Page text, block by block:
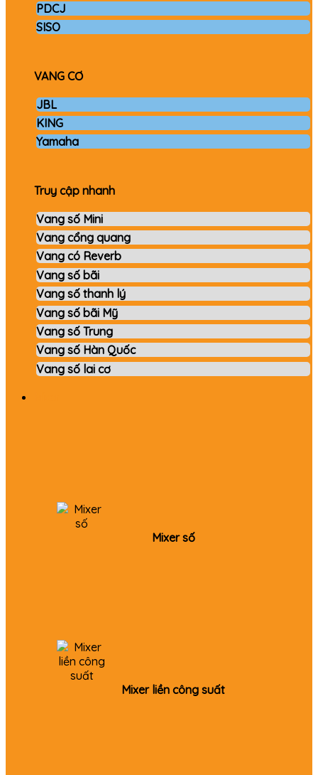
PDCJ
SISO
VANG CƠ
JBL
KING
Yamaha
Truy cập nhanh
Vang số Mini
Vang cổng quang
Vang có Reverb
Vang số bãi
Vang số thanh lý
Vang số bãi Mỹ
Vang số Trung
Vang số Hàn Quốc
Vang số lai cơ
Mixer số
Mixer liền công suất